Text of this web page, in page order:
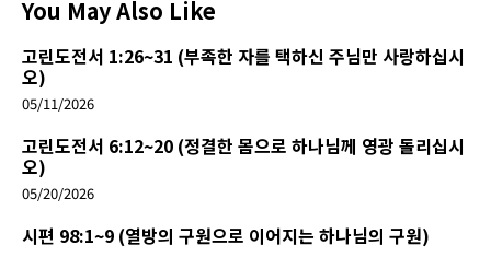
You May Also Like
고린도전서 1:26~31 (부족한 자를 택하신 주님만 사랑하십시
오)
05/11/2026
고린도전서 6:12~20 (정결한 몸으로 하나님께 영광 돌리십시
오)
05/20/2026
시편 98:1~9 (열방의 구원으로 이어지는 하나님의 구원)